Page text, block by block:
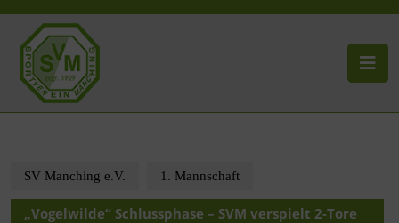
SV Manching e.V. 1. Mannschaft
„Vogelwilde“ Schlussphase – SVM verspielt 2-Tore